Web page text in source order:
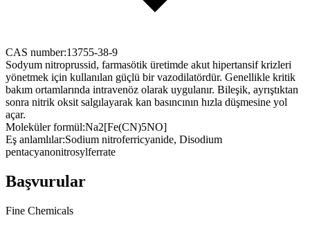
CAS number:13755-38-9
Sodyum nitroprussid, farmasötik üretimde akut hipertansif krizleri
yönetmek için kullanılan güçlü bir vazodilatördür. Genellikle kritik
bakım ortamlarında intravenöz olarak uygulanır. Bileşik, ayrıştıktan
sonra nitrik oksit salgılayarak kan basıncının hızla düşmesine yol
açar.
Moleküler formül:Na2[Fe(CN)5NO]
Eş anlamlılar:Sodium nitroferricyanide, Disodium
pentacyanonitrosylferrate
Başvurular
Fine Chemicals